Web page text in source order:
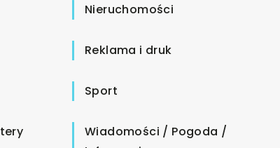
Nieruchomości
Reklama i druk
Sport
Wiadomości / Pogoda /